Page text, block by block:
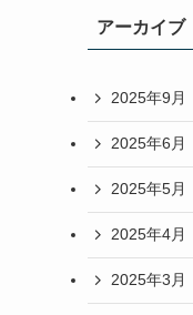
アーカイブ
2025年9月
2025年6月
2025年5月
2025年4月
2025年3月